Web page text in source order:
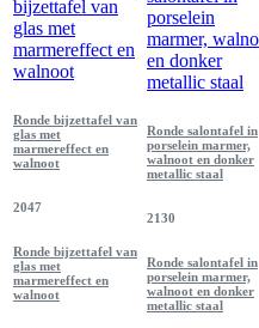
Ronde bijzettafel van
glas met
marmereffect en
walnoot
2047
Ronde bijzettafel van
glas met
marmereffect en
walnoot
Ronde salontafel in
porselein marmer,
walnoot en donker
metallic staal
2130
Ronde salontafel in
porselein marmer,
walnoot en donker
metallic staal